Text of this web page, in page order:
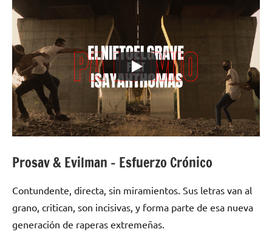
Prosav & Evilman – Esfuerzo Crónico
Contundente, directa, sin miramientos. Sus letras van al
grano, critican, son incisivas, y forma parte de esa nueva
generación de raperas extremeñas.